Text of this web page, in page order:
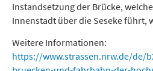
Instandsetzung der Brücke,
Innenstadt über die Seseke führt,
Weitere Informationen:
https://www.strassen.nrw.de/de/